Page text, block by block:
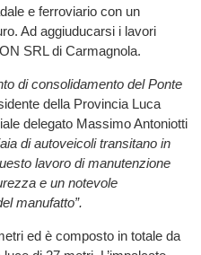
e ferroviario con un
Ad aggiuducarsi i lavori
SRL di Carmagnola.
di consolidamento del Ponte
della Provincia Luca
delegato Massimo Antoniotti
di autoveicoli transitano in
lavoro di manutenzione
e un notevole
manufatto”.
ed è composto in totale da